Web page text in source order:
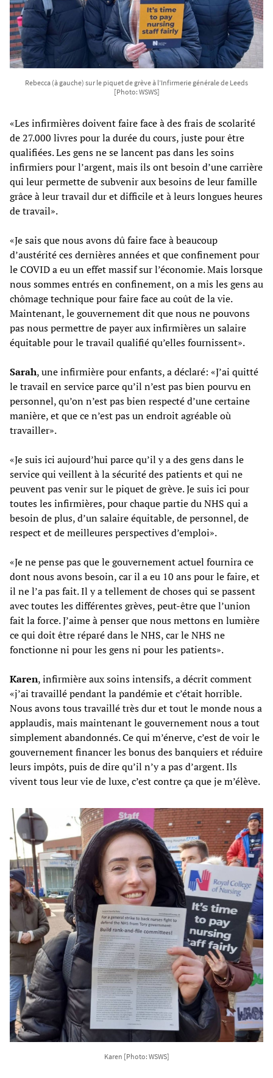
Rebecca (à gauche) sur le piquet de grève à l’Infirmerie générale de Leeds
[Photo: WSWS]
«Les infirmières doivent faire face à des frais de scolarité
de 27.000 livres pour la durée du cours, juste pour être
qualifiées. Les gens ne se lancent pas dans les soins
infirmiers pour l’argent, mais ils ont besoin d’une carrière
qui leur permette de subvenir aux besoins de leur famille
grâce à leur travail dur et difficile et à leurs longues heures
de travail».
«Je sais que nous avons dû faire face à beaucoup
d’austérité ces dernières années et que confinement pour
le COVID a eu un effet massif sur l’économie. Mais lorsque
nous sommes entrés en confinement, on a mis les gens au
chômage technique pour faire face au coût de la vie.
Maintenant, le gouvernement dit que nous ne pouvons
pas nous permettre de payer aux infirmières un salaire
équitable pour le travail qualifié qu’elles fournissent».
Sarah, une infirmière pour enfants, a déclaré: «J’ai quitté
le travail en service parce qu’il n’est pas bien pourvu en
personnel, qu’on n’est pas bien respecté d’une certaine
manière, et que ce n’est pas un endroit agréable où
travailler».
«Je suis ici aujourd’hui parce qu’il y a des gens dans le
service qui veillent à la sécurité des patients et qui ne
peuvent pas venir sur le piquet de grève. Je suis ici pour
toutes les infirmières, pour chaque partie du NHS qui a
besoin de plus, d’un salaire équitable, de personnel, de
respect et de meilleures perspectives d’emploi».
«Je ne pense pas que le gouvernement actuel fournira ce
dont nous avons besoin, car il a eu 10 ans pour le faire, et
il ne l’a pas fait. Il y a tellement de choses qui se passent
avec toutes les différentes grèves, peut-être que l’union
fait la force. J’aime à penser que nous mettons en lumière
ce qui doit être réparé dans le NHS, car le NHS ne
fonctionne ni pour les gens ni pour les patients».
Karen, infirmière aux soins intensifs, a décrit comment
«j’ai travaillé pendant la pandémie et c’était horrible.
Nous avons tous travaillé très dur et tout le monde nous a
applaudis, mais maintenant le gouvernement nous a tout
simplement abandonnés. Ce qui m’énerve, c’est de voir le
gouvernement financer les bonus des banquiers et réduire
leurs impôts, puis de dire qu’il n’y a pas d’argent. Ils
vivent tous leur vie de luxe, c’est contre ça que je m’élève.
Karen [Photo: WSWS]